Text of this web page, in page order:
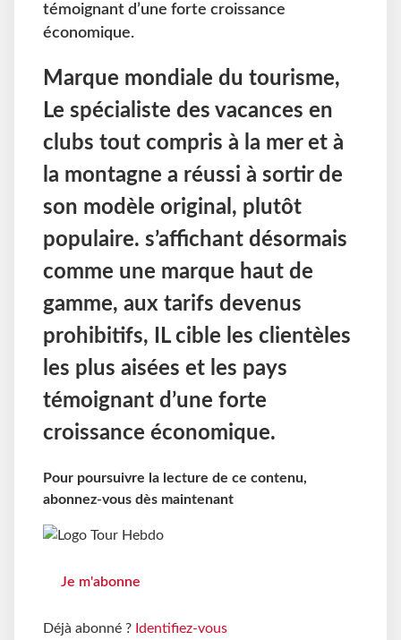
témoignant d’une forte croissance
économique.
Marque mondiale du tourisme,
Le spécialiste des vacances en
clubs tout compris à la mer et à
la montagne a réussi à sortir de
son modèle original, plutôt
populaire. s’affichant désormais
comme une marque haut de
gamme, aux tarifs devenus
prohibitifs, IL cible les clientèles
les plus aisées et les pays
témoignant d’une forte
croissance économique.
Pour poursuivre la lecture de ce contenu,
abonnez-vous dès maintenant
Je m'abonne
Déjà abonné ? Identifiez-vous